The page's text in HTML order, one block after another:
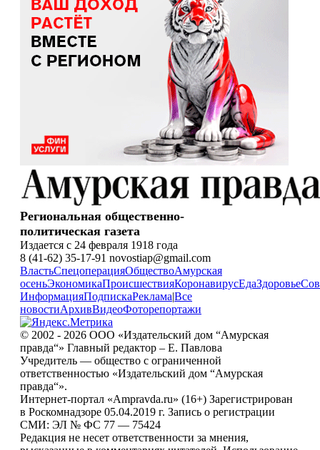
Региональная общественно-
политическая газета
Издается с 24 февраля 1918 года
8 (41-62) 35-17-91 novostiap@gmail.com
ВластьСпецоперацияОбществоАмурская
осеньЭкономикаПроисшествияКоронавирусЕдаЗдоровье
ИнформацияПодпискаРеклама|Все
новостиАрхивВидеоФоторепортажи
© 2002 - 2026 ООО «Издательский дом “Амурская
правда“» Главный редактор – Е. Павлова
Учредитель — общество с ограниченной
ответственностью «Издательский дом “Амурская
правда“».
Интернет-портал «Ampravda.ru» (16+) Зарегистрирован
в Роскомнадзоре 05.04.2019 г. Запись о регистрации
СМИ: ЭЛ № ФС 77 — 75424
Редакция не несет ответственности за мнения,